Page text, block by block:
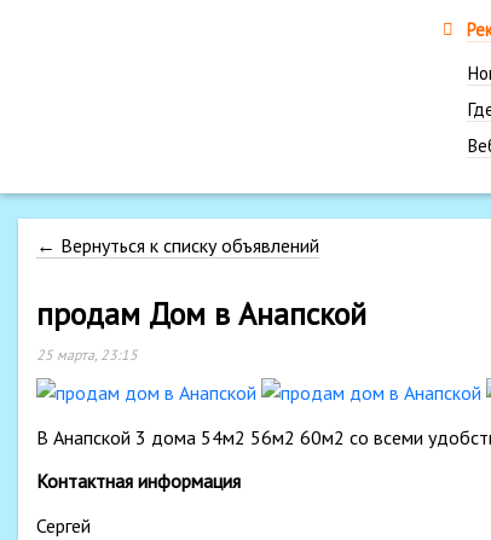
← Вернуться к списку объявлений
продам Дом в Анапской
25 марта, 23:15
В Анапской 3 дома 54м2 56м2 60м2 со всеми
Контактная информация
Сергей